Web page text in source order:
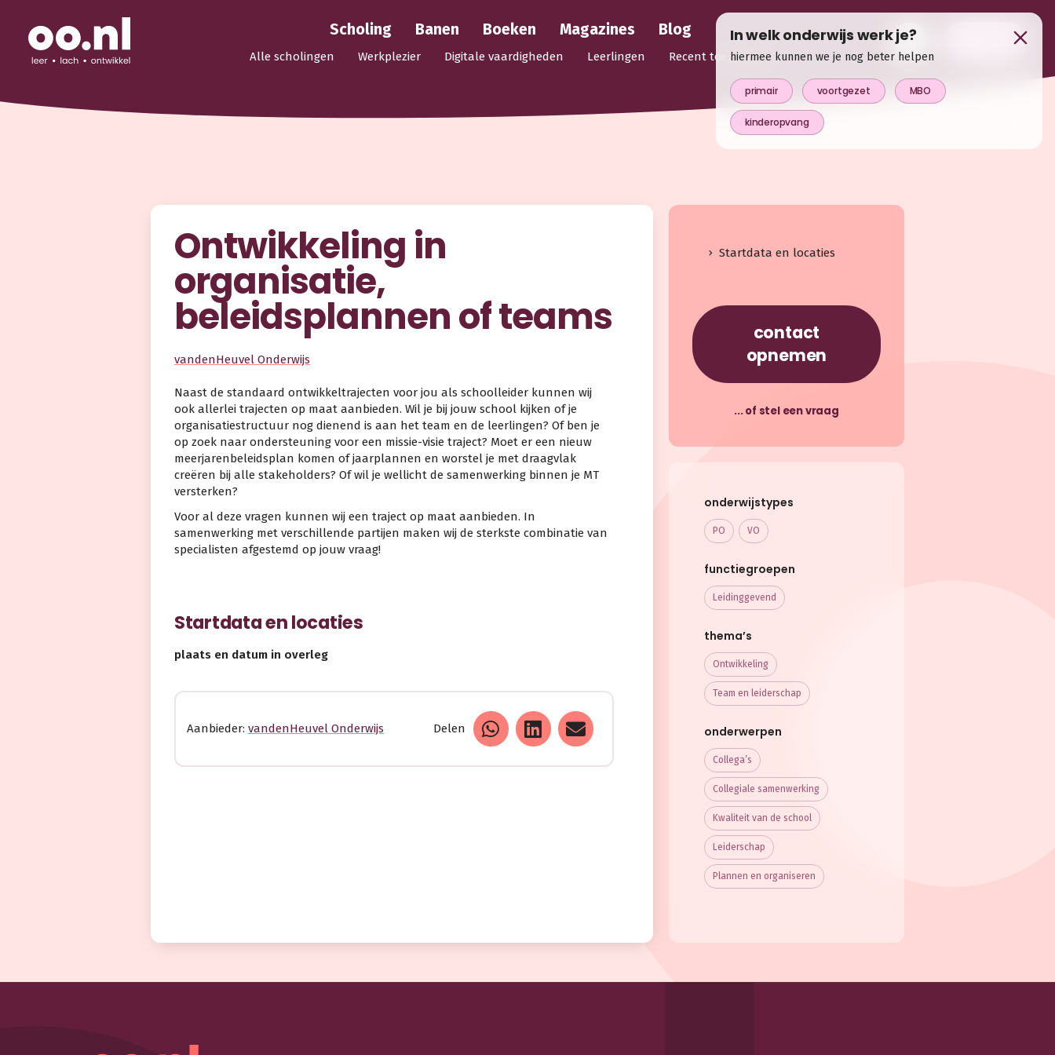
Scholing Banen Boeken Magazines Blog
Alle scholingen Werkplezier Digitale vaardigheden Leerlingen Recent toegevoegd
Ontwikkeling in
organisatie,
beleidsplannen of teams
vandenHeuvel Onderwijs
Naast de standaard ontwikkeltrajecten voor jou als schoolleider kunnen wij
ook allerlei trajecten op maat aanbieden. Wil je bij jouw school kijken of je
organisatiestructuur nog dienend is aan het team en de leerlingen? Of ben je
op zoek naar ondersteuning voor een missie-visie traject? Moet er een nieuw
meerjarenbeleidsplan komen of jaarplannen en worstel je met draagvlak
creëren bij alle stakeholders? Of wil je wellicht de samenwerking binnen je MT
versterken?
Voor al deze vragen kunnen wij een traject op maat aanbieden. In
samenwerking met verschillende partijen maken wij de sterkste combinatie van
specialisten afgestemd op jouw vraag!
Startdata en locaties
plaats en datum in overleg
Aanbieder: vandenHeuvel Onderwijs Delen
Startdata en locaties
contact
opnemen
... of stel een vraag
onderwijstypes
PO VO
functiegroepen
Leidinggevend
thema’s
Ontwikkeling
Team en leiderschap
onderwerpen
Collega’s
Collegiale samenwerking
Kwaliteit van de school
Leiderschap
Plannen en organiseren
In welk onderwijs werk je?
hiermee kunnen we je nog beter helpen
primair voortgezet MBO
kinderopvang